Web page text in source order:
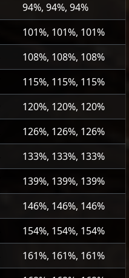
94%, 94%, 94%
101%, 101%, 101%
108%, 108%, 108%
115%, 115%, 115%
120%, 120%, 120%
126%, 126%, 126%
133%, 133%, 133%
139%, 139%, 139%
146%, 146%, 146%
154%, 154%, 154%
161%, 161%, 161%